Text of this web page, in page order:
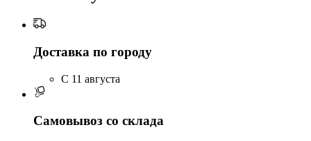
Доставка по городу
C 11 августа
Самовывоз со склада